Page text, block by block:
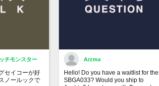
チモンスター
セイコーが好
ノールックで
Arzma
Hello! Do you have a waitlist for the
SBGA033? Would you ship to